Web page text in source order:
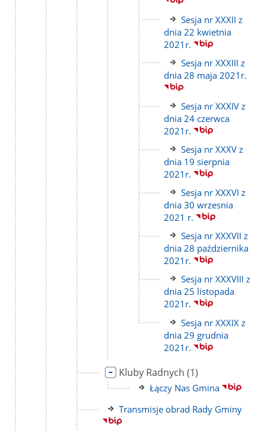
Link
do
strony
Sesja nr XXXII z
dnia 22 kwietnia
2021r.
Link
do
strony
Sesja nr XXXIII z
dnia 28 maja 2021r.
Link
do
strony
Sesja nr XXXIV z
dnia 24 czerwca
2021r.
Link
do
strony
Sesja nr XXXV z
dnia 19 sierpnia
2021r.
Link
do
strony
Sesja nr XXXVI z
dnia 30 wrzesnia
2021 r.
Link
do
strony
Sesja nr XXXVII z
dnia 28 października
2021r.
Link
do
strony
Sesja nr XXXVIII z
dnia 25 listopada
2021r.
Link
do
strony
Sesja nr XXXIX z
dnia 29 grudnia
2021r.
Link
do
Kluby Radnych liczba
podstron
(1)
Link
strony
Łączy Nas Gmina
Link
do
Transmisje obrad Rady Gminy